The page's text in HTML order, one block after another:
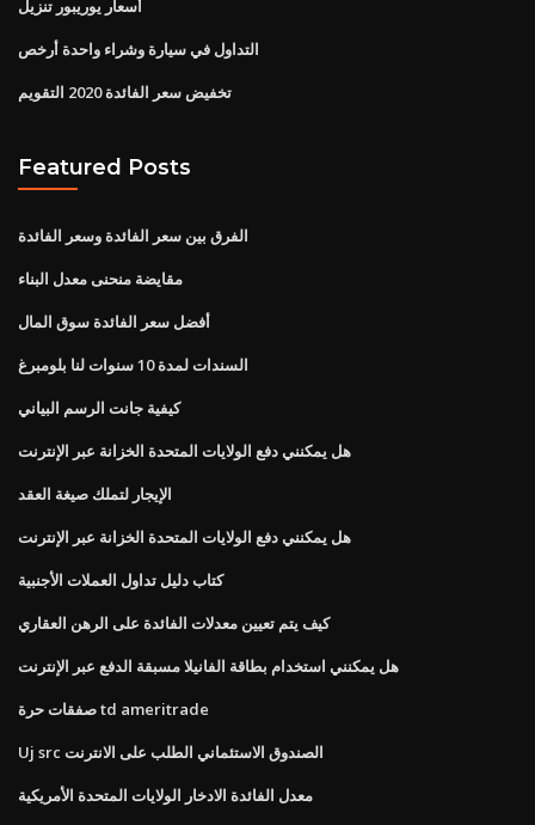
أسعار يوريبور تنزيل
التداول في سيارة وشراء واحدة أرخص
تخفيض سعر الفائدة 2020 التقويم
Featured Posts
الفرق بين سعر الفائدة وسعر الفائدة
مقايضة منحنى معدل البناء
أفضل سعر الفائدة سوق المال
السندات لمدة 10 سنوات لنا بلومبرغ
كيفية جانت الرسم البياني
هل يمكنني دفع الولايات المتحدة الخزانة عبر الإنترنت
الإيجار لتملك صيغة العقد
هل يمكنني دفع الولايات المتحدة الخزانة عبر الإنترنت
كتاب دليل تداول العملات الأجنبية
كيف يتم تعيين معدلات الفائدة على الرهن العقاري
هل يمكنني استخدام بطاقة الفانيلا مسبقة الدفع عبر الإنترنت
صفقات حرة td ameritrade
Uj src الصندوق الاستئماني الطلب على الانترنت
معدل الفائدة الادخار الولايات المتحدة الأمريكية